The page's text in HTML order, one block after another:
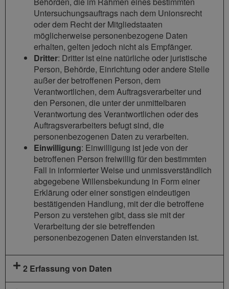
Untersuchungsauftrags nach dem Unionsrecht
oder dem Recht der Mitgliedstaaten
möglicherweise personenbezogene Daten
erhalten, gelten jedoch nicht als Empfänger.
Dritter: Dritter ist eine natürliche oder juristische
Person, Behörde, Einrichtung oder andere Stelle
außer der betroffenen Person, dem
Verantwortlichen, dem Auftragsverarbeiter und
den Personen, die unter der unmittelbaren
Verantwortung des Verantwortlichen oder des
Auftragsverarbeiters befugt sind, die
personenbezogenen Daten zu verarbeiten.
Einwilligung: Einwilligung ist jede von der
betroffenen Person freiwillig für den bestimmten
Fall in informierter Weise und unmissverständlich
abgegebene Willensbekundung in Form einer
Erklärung oder einer sonstigen eindeutigen
bestätigenden Handlung, mit der die betroffene
Person zu verstehen gibt, dass sie mit der
Verarbeitung der sie betreffenden
personenbezogenen Daten einverstanden ist.
2 Erfassung von Daten